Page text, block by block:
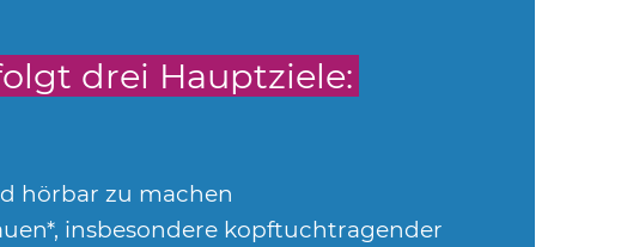
drei Hauptziele:
hörbar zu machen
insbesondere kopftuchtragender